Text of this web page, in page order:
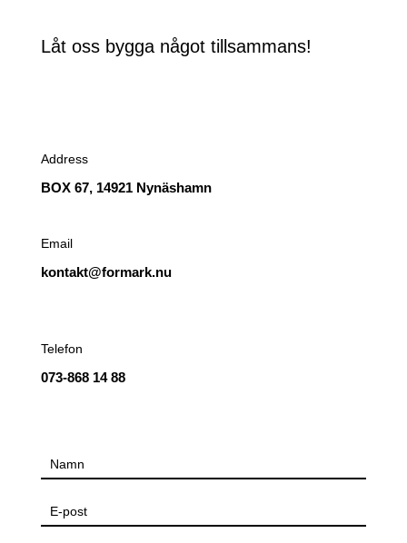
Låt oss bygga något tillsammans!
Address
BOX 67, 14921 Nynäshamn
Email
kontakt@formark.nu
Telefon
073-868 14 88
Kontakta
oss
offert